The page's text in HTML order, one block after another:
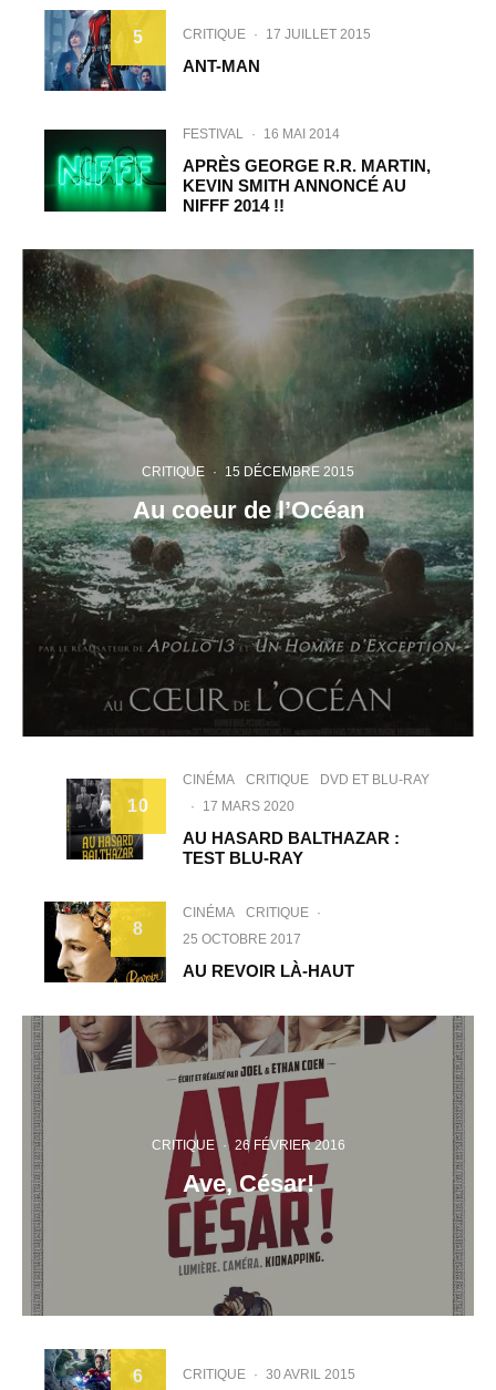
5 CRITIQUE · 17 JUILLET 2015
ANT-MAN
FESTIVAL · 16 MAI 2014
APRÈS GEORGE R.R. MARTIN,
KEVIN SMITH ANNONCÉ AU
NIFFF 2014 !!
CRITIQUE · 15 DÉCEMBRE 2015
Au coeur de l’Océan
10
CINÉMA CRITIQUE
DVD ET BLU-RAY
·
17 MARS 2020
AU HASARD BALTHAZAR :
TEST BLU-RAY
8
CINÉMA CRITIQUE ·
25 OCTOBRE 2017
AU REVOIR LÀ-HAUT
CRITIQUE · 26 FÉVRIER 2016
Ave, César!
6 CRITIQUE · 30 AVRIL 2015